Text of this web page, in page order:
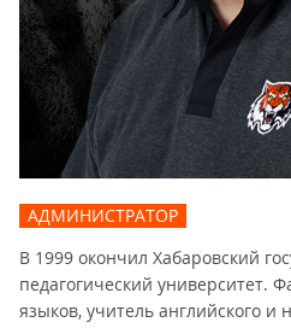
АДМИНИСТРАТОР
В 1999 окончил Хабаровский
педагогический университет.
языков, учитель английского и